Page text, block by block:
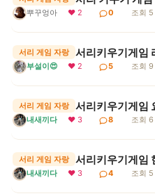
뿌꾸엉아 ❤ 2 0 조회 5
서리 게임 자랑 서리키우기게임
부설이😍 ❤ 2 5 조회 9
서리 게임 자랑 서리키우기게임
내새끼다 ❤ 3 8 조회 6
서리 게임 자랑
내새끼다 ❤ 3 4 조회 5